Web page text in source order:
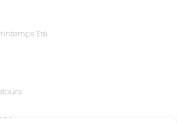
Eté